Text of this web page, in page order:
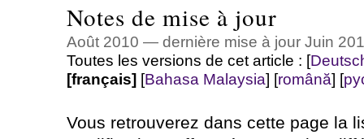
Notes de mise à jour
Août 2010 — dernière mise à jour Juin
Toutes les versions de cet article : [
[français] [Bahasa Malaysia] [română] [
Vous retrouverez dans cette page la